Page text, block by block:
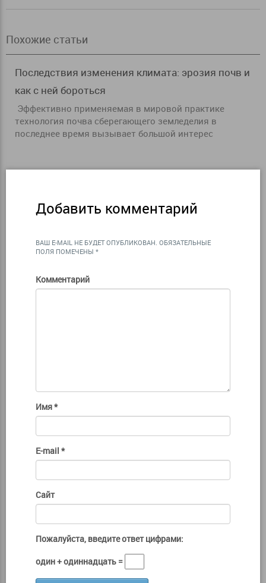
Похожие статьи
Последствия изменения климата: эрозия почв и
как с ней бороться
Эффективно применяемая в мировой практике
технология почва сберегающего земледелия в
последнее время вызывает большой интерес
Добавить комментарий
ВАШ E-MAIL НЕ БУДЕТ ОПУБЛИКОВАН. ОБЯЗАТЕЛЬНЫЕ
ПОЛЯ ПОМЕЧЕНЫ *
Комментарий
Имя*
E-mail *
Сайт
Пожалуйста, введите ответ цифрами:
один + одиннадцать =